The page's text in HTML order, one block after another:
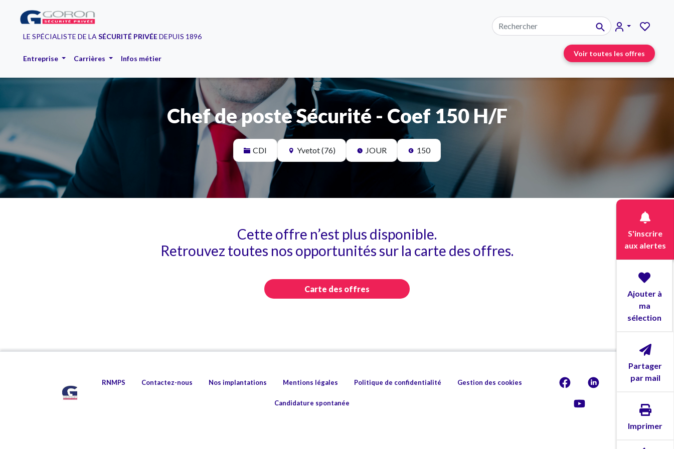
LE SPÉCIALISTE DE LA SÉCURITÉ PRIVÉEDEPUIS 1896
Entreprise Carrières Infos métier
Voir toutes les offres
S'inscrire
aux alertes
Ajouter à
ma
sélection
Partager
par mail
Imprimer
Chef de poste Sécurité - Coef 150 H/F
CDI Yvetot (76) JOUR 150
Cette offre n’est plus disponible.
Retrouvez toutes nos opportunités sur la carte des offres.
Carte des offres
RNMPS Contactez-nous Nos implantations Mentions légales Politique de confidentialité Gestion des cookies
Candidature spontanée